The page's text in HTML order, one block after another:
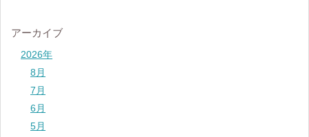
アーカイブ
2026年
8月
7月
6月
5月